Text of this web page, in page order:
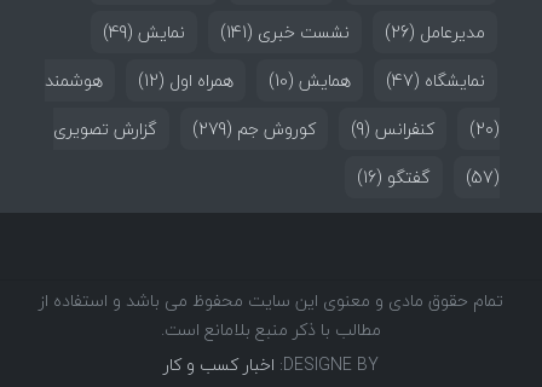
مدیرعامل (26) نشست خبری (141) نمایش (49)
نمایشگاه (47) همایش (10) همراه اول (12)
هوشمند
(20)
کنفرانس (9) کوروش جم (279)
گزارش تصویری
(57)
گفتگو (16)
تمام حقوق مادی و معنوی این سایت محفوظ می باشد و استفاده از
مطالب با ذکر منبع بلامانع است.
DESIGNE BY: اخبار کسب و کار